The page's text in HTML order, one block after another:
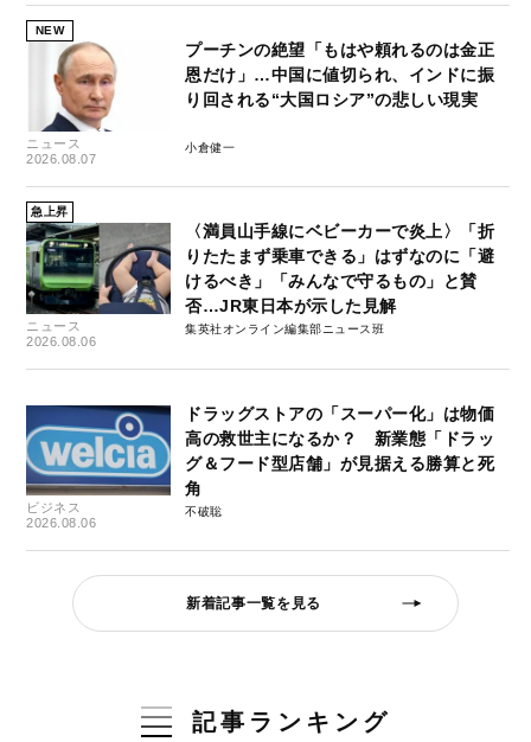
NEW
ニュース
2026.08.07
プーチンの絶望「もはや頼れるのは金正
恩だけ」…中国に値切られ、インドに振
り回される“大国ロシア”の悲しい現実
小倉健一
急上昇
ニュース
2026.08.06
〈満員山手線にベビーカーで炎上〉「折
りたたまず乗車できる」はずなのに「避
けるべき」「みんなで守るもの」と賛
否…JR東日本が示した見解
集英社オンライン編集部ニュース班
ビジネス
2026.08.06
ドラッグストアの「スーパー化」は物価
高の救世主になるか？ 新業態「ドラッ
グ＆フード型店舗」が見据える勝算と死
角
不破聡
新着記事一覧を見る
記事ランキング